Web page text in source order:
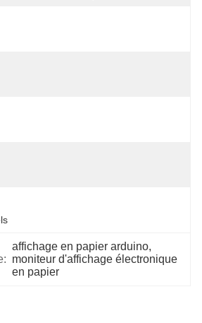
affichage en papier arduino,
moniteur d'affichage électronique
en papier